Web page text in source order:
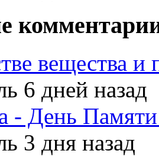
вещества и
6 дней назад
- День
3 дня назад